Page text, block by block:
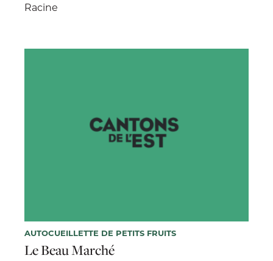
Racine
AUTOCUEILLETTE DE PETITS FRUITS
Le Beau Marché